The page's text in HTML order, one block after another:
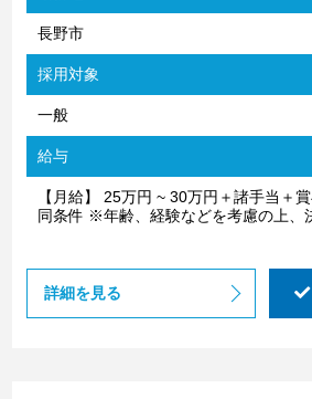
長野市
採用対象
一般
給与
【月給】 25万円 ~ 30万円＋諸手当＋
同条件 ※年齢、経験などを考慮の上
詳細を見る